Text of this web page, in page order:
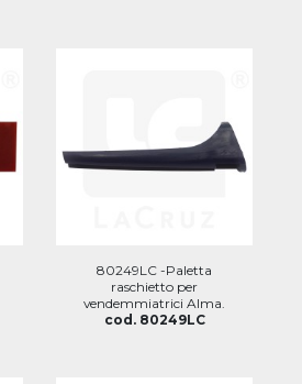
80249LC -Paletta
raschietto per
vendemmiatrici Alma.
cod. 80249LC